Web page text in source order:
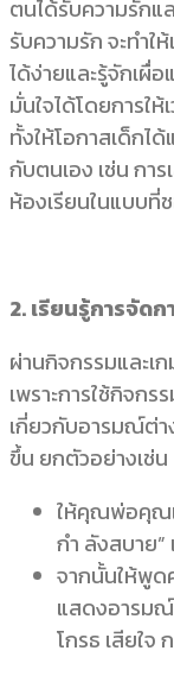
ตนได้รับความรักแ
รับความรัก จะทำใ
ได้ง่ายและรู้จักเผื่
มั่นใจได้โดยการให้
ทั้งให้โอกาสเด็กไ
กับตนเอง เช่น กา
ห้องเรียนในแบบที่
2. เรียนรู้การจัด
ผ่านกิจกรรมและเ
เพราะการใช้กิจกร
เกี่ยวกับอารมณ์ต่า
ขึ้น ยกตัวอย่างเช่น
ให้คุณพ่อคุณ
กำ ลังสบาย”
จากนั้นให้พูด
แสดงอารม
โกรธ เสียใจ